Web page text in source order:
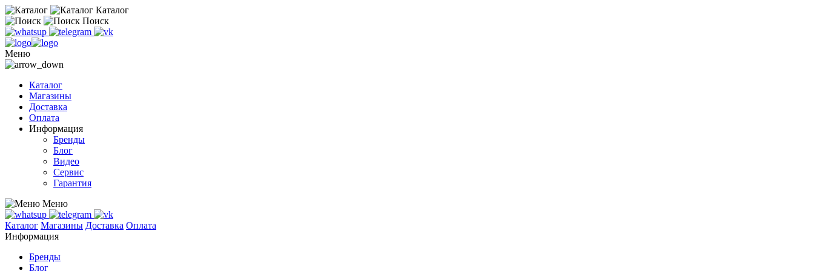
Каталог
Поиск
Меню
Каталог
Магазины
Доставка
Оплата
Информация
Бренды
Блог
Видео
Сервис
Гарантия
Меню
Каталог Магазины Доставка Оплата
Информация
Бренды
Блог